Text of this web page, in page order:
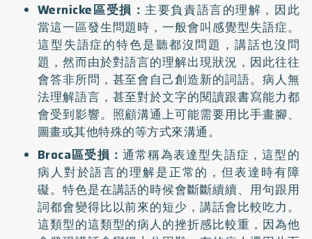
Wernicke區受損：主要負責語言的理解，因此
當這一區發生問題時，一般會叫感覺型失語症。
這型失語症的特色是聽都沒問題，講話也沒問
題，然而由於對語言的理解出現狀況，因此往往
會答非所問，甚至會自己創造新的詞語。病人無
法理解語言，甚至對於文字的閱讀跟書寫能力都
會受到影響。照顧溝通上可能需要用比手畫腳、
圖畫或其他特殊的等方式來溝通。
Broca區受損： 通常稱為表達型失語症，這型的
病人對於語言的理解是正常的，但表達時有障
礙。特色是在講話的時候會斷斷續續、用句跟用
詞都會變得比以前來的短少，講話會比較吃力。
這類型的這類型的病人的挫折感比較重，因為他